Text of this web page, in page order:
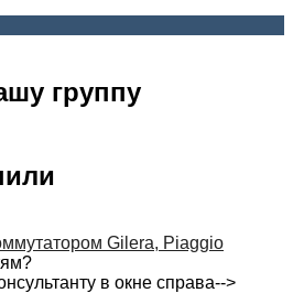
группу
Gilera, Piaggio
в окне справа-->